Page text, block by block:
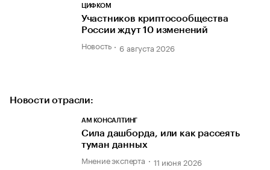
ЦИФКОМ
Участников криптосообщества
России ждут 10 изменений
Новость 6 августа 2026
Новости отрасли:
АМ КОНСАЛТИНГ
Cила дашборда, или как рассеять
туман данных
Мнение эксперта 11 июня 2026